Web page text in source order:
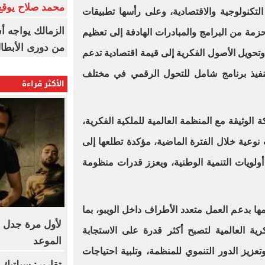
والاقتصادية، وعلى رأسها تطبيقات
من البرامج والمبادرات الهادفة إلى تعظيم
وتحويل الأصول الفكرية إلى قيمة اقتصادية تدعم
برنامج شامل للتحول الرقمي في مختلف
مع المنظمة العالمية للملكية الفكرية،
خلال الفترة الماضية، مؤكدة تطلعها إلى
التنمية الوطنية، ويعزز قدرات منظومة
بدعم العمل متعدد الأطراف داخل الويبو، بما
العالمية لتصبح أكثر قدرة على الاستجابة
الدور التنموي للمنظمة، وتلبية احتياجات
محمد صلاح
الزمالك يواجه
من دورى
الأكثر قراءة
لأول مرة
الموعد